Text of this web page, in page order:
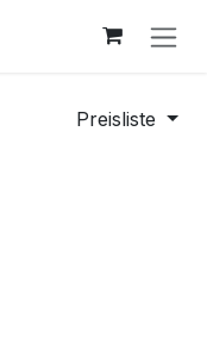
Preisliste